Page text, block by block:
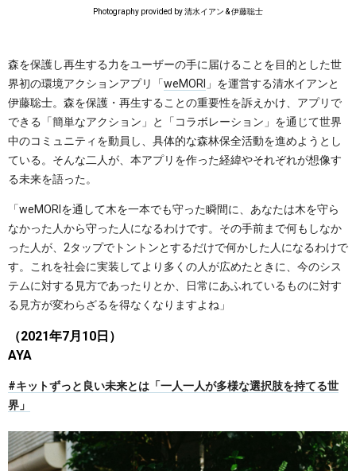
Photography provided by 清水イアン & 伊藤聡士
森を保護し再生する力をユーザーの手に届けることを目的とした世
界初の環境アクションアプリ「weMORI 」を運営する清水イアンと
伊藤聡士。森を保護・再生することの重要性を訴えかけ、アプリで
できる「簡単なアクション」と「コラボレーション」を通じて世界
中のコミュニティを動員し、具体的な森林保全活動を進めようとし
ている。そんな二人が、本アプリを作った経緯やそれぞれが想像す
る未来を語った。
「weMORIを通して木を一本でも守った瞬間に、あなたは木を守ら
なかった人から守った人になるわけです。その手前まで何もしなか
った人が、2タップでトントンとするだけで何かした人になるわけで
す。これを社会に実装してより多くの人が広めたときに、今のシス
テムに対する見方であったりとか、日常にあふれているものに対す
る見方が変わらざるを得なくなりますよね」
（2021年7月10日）
AYA
#キットずっと良い未来とは「一人一人が多様な選択肢を持てる世
界」